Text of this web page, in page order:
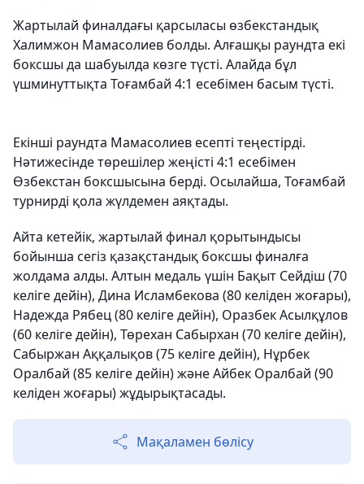
Жартылай финалдағы қарсыласы өзбекстандық
Халимжон Мамасолиев болды. Алғашқы раундта екі
боксшы да шабуылда көзге түсті. Алайда бұл
үшминуттықта Тоғамбай 4:1 есебімен басым түсті.
Екінші раундта Мамасолиев есепті теңестірді.
Нәтижесінде төрешілер жеңісті 4:1 есебімен
Өзбекстан боксшысына берді. Осылайша, Тоғамбай
турнирді қола жүлдемен аяқтады.
Айта кетейік, жартылай финал қорытындысы
бойынша сегіз қазақстандық боксшы финалға
жолдама алды. Алтын медаль үшін Бақыт Сейдіш (70
келіге дейін), Дина Исламбекова (80 келіден жоғары),
Надежда Рябец (80 келіге дейін), Оразбек Асылқұлов
(60 келіге дейін), Төрехан Сабырхан (70 келіге дейін),
Сабыржан Аққалықов (75 келіге дейін), Нұрбек
Оралбай (85 келіге дейін) және Айбек Оралбай (90
келіден жоғары) жұдырықтасады.
Мақаламен бөлісу